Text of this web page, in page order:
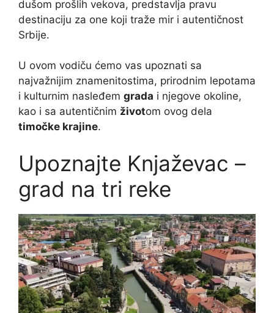
dušom prošlih vekova, predstavlja pravu
destinaciju za one koji traže mir i autentičnost
Srbije.
U ovom vodiču ćemo vas upoznati sa
najvažnijim znamenitostima, prirodnim lepotama
i kulturnim nasleđem grada i njegove okoline,
kao i sa autentičnim životom ovog dela
timočke krajine.
Upoznajte Knjaževac –
grad na tri reke